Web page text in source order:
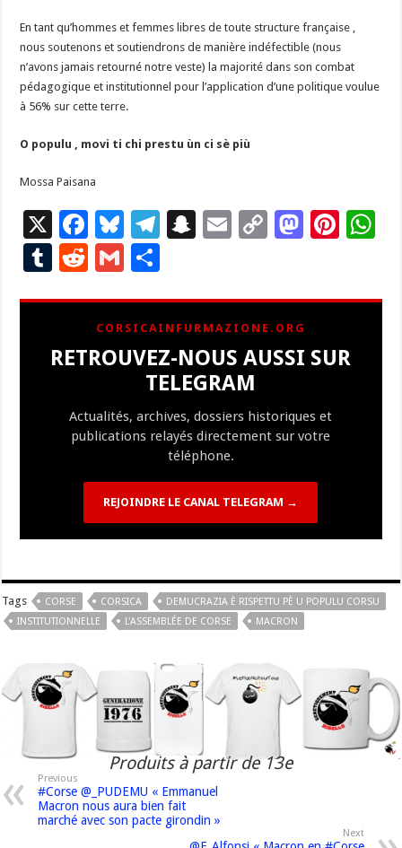
En tant qu’hommes et femmes libres de toute structure française ,
nous soutenons et soutiendrons de manière indéfectible (nous
n’avons jamais retourné notre veste) la majorité dans son combat
pédagogique et institutionnel pour l’application d’une politique voulue
à 56% sur cette terre.
O populu , movi ti chi prestu ùn ci sè più
Mossa Paisana
X
F
ac
e
b
o
o
Bl
u
es
ky
T
gr
a
m
S
p
c
h
at
E
l
C
y
Li
n
M
d
n
Pi
es
T
bl
r
R
d
di
t
G
ai
l
ta
g
er
CORSICAINFURMAZIONE.ORG
RETROUVEZ-NOUS AUSSI SUR
TELEGRAM
Actualités, archives, dossiers historiques et
publications relayés directement sur votre
téléphone.
REJOINDRE LE CANAL TELEGRAM →
Tags CORSE CORSICA
DEMUCRAZIA È RISPETTU PÈ U POPULU CORSU
INSTITUTIONNELLE
L'ASSEMBLÉE DE CORSE MACRON
Produits à partir de 13e
Previous
#Corse @_PUDEMU « Emmanuel
Macron nous aura bien fait
marché avec son pacte girondin »
Next